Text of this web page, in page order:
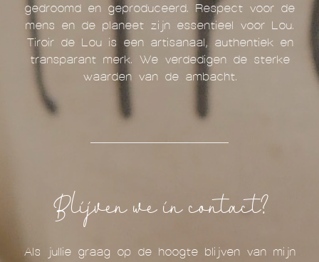
gedroomd en geproduceerd. Respect voor de
mens en de planeet zijn essentieel voor Lou.
Tiroir de Lou is een artisanaal, authentiek en
transparant merk. We verdedigen de sterke
waarden van de ambacht.
Blijven we in contact?
Als jullie graag op de hoogte blijven van mijn